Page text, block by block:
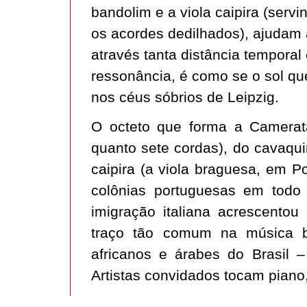
bandolim e a viola caipira
os acordes dedilhados),
através tanta distância
ressonância, é como se o sol
nos céus sóbrios de Leipzig.
O octeto que forma a
quanto sete cordas), do
caipira (a viola braguesa, em
colônias portuguesas em
imigração italiana
traço tão comum na música
africanos e árabes do Brasil
Artistas convidados tocam